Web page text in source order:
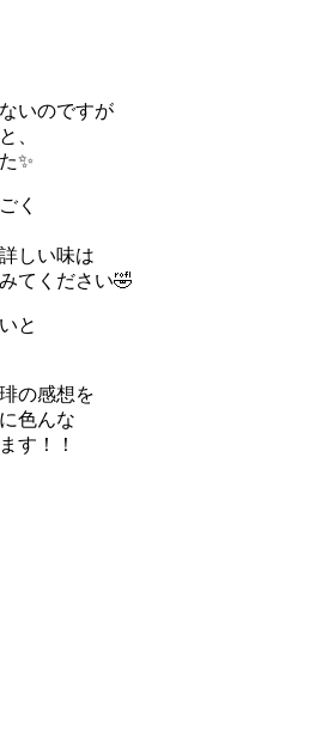
いのですが
、
✨
く
しい味は
てください🤣
と
の感想を
色んな
す！！